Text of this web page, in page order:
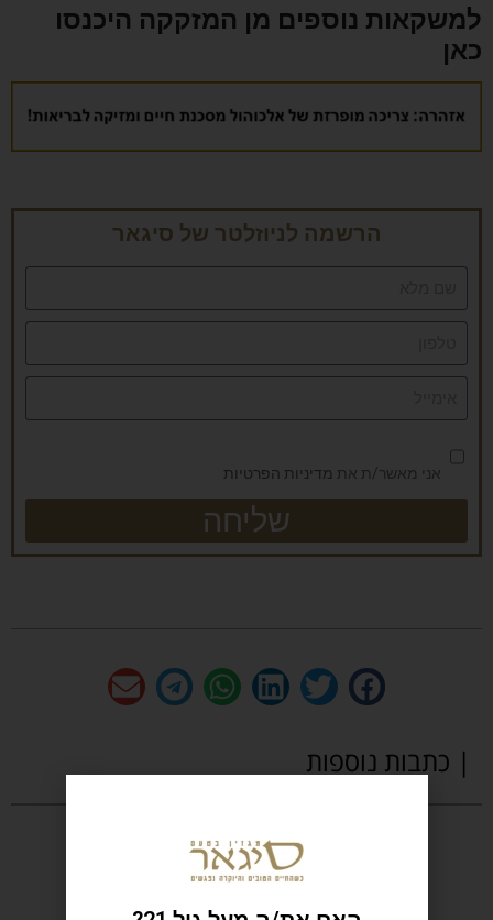
למשקאות נוספים מן המזקקה היכנסו
כאן
הרשמה לניוזלטר של סיגאר
אני מאשר/ת את מדיניות הפרטיות
שליחה
| כתבות נוספות